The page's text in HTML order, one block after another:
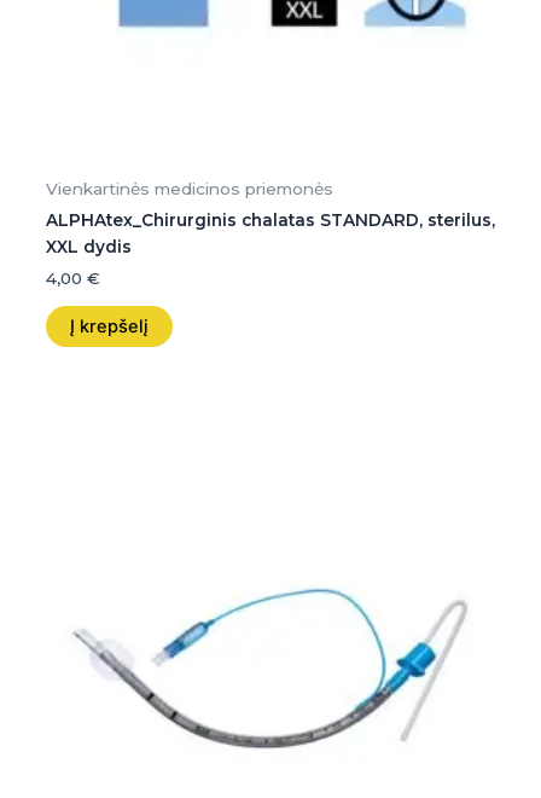
Vienkartinės medicinos priemonės
ALPHAtex_Chirurginis chalatas STANDARD, sterilus,
XXL dydis
4,00 €
Į krepšelį